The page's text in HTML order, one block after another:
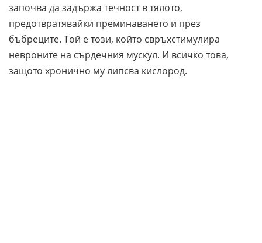
започва да задържа течност в тялото,
предотвратявайки преминаването и през
бъбреците. Той е този, който свръхстимулира
невроните на сърдечния мускул. И всичко това,
защото хронично му липсва кислород.